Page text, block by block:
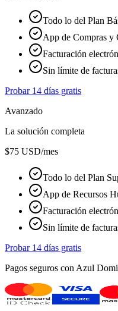
Todo lo del Plan
App de Compras y
Facturación
Sin límite de
Probar 14 días gratis
Avanzado
La solución completa
$75 USD/mes
Todo lo del Plan
App de Recursos
Facturación
Sin límite de
Probar 14 días gratis
Pagos seguros con Azul